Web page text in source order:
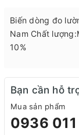
Biến dòng đo
Nam Chất
10%
Bạn cần hỗ
Mua sản phẩm
0936